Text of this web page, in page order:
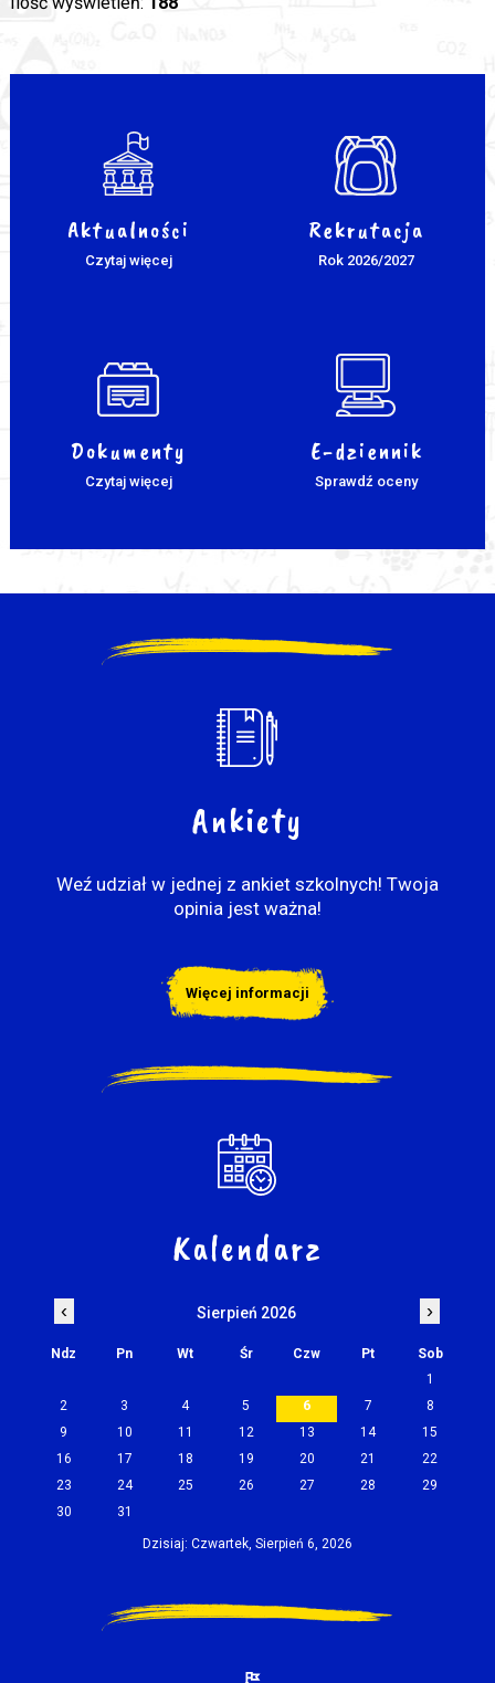
Aktualności
Czytaj więcej
Rekrutacja
Rok 2026/2027
Dokumenty
Czytaj więcej
E-dziennik
Sprawdź oceny
Ankiety
Weź udział w jednej z ankiet szkolnych! Twoja
opinia jest ważna!
Więcej informacji
Kalendarz
‹ Sierpień 2026 ›
Ndz Pn Wt Śr Czw Pt
Sob
1
2
3 4 5 6 7
8
9
10 11 12 13 14
15
16
17 18 19 20 21
22
23
24 25 26 27 28
29
30
31
Dzisiaj: Czwartek, Sierpień 6, 2026